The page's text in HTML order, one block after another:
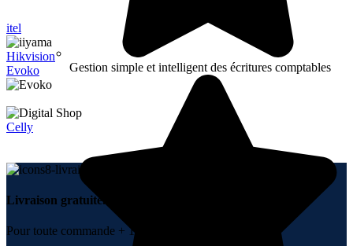
Gestion simple et intelligent des écritures comptables
itel
Hikvision
Evoko
Celly
Livraison gratuite.
Pour toute commande + 10000 DH.